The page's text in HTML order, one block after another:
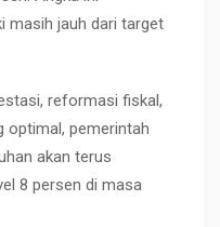
masih jauh dari target
reformasi fiskal,
optimal, pemerintah
akan terus
8 persen di masa